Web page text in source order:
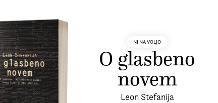
NI NA VOLJO
O glasbeno
novem
Leon Stefanija